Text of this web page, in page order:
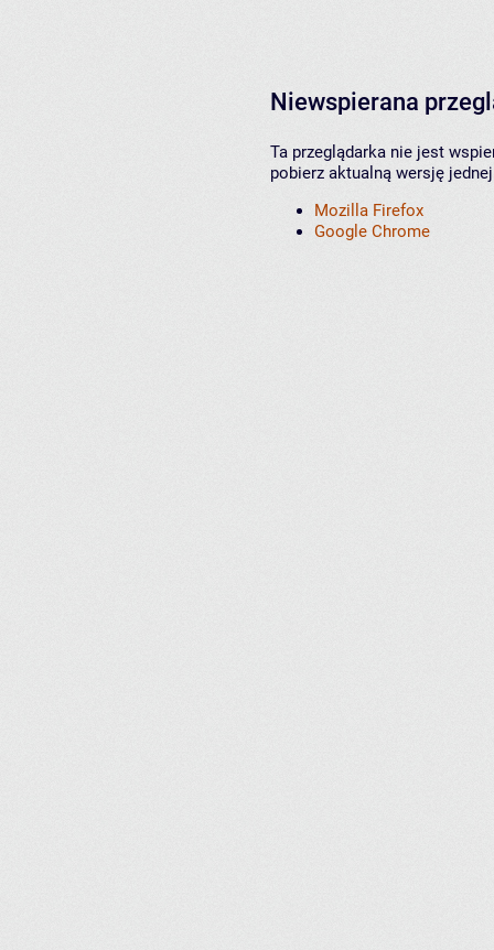
Niewspierana
Ta przeglądarka nie jest
pobierz aktualną wersję
Mozilla Firefox
Google Chrome